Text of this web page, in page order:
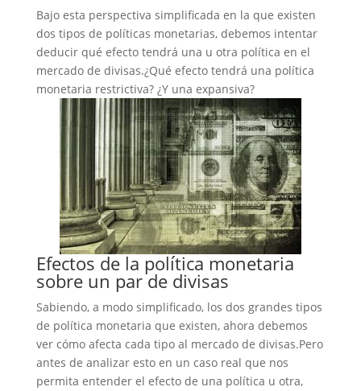
Bajo esta perspectiva simplificada en la que existen
dos tipos de políticas monetarias, debemos intentar
deducir qué efecto tendrá una u otra política en el
mercado de divisas.¿Qué efecto tendrá una política
monetaria restrictiva? ¿Y una expansiva?
Efectos de la política monetaria
sobre un par de divisas
Sabiendo, a modo simplificado, los dos grandes tipos
de política monetaria que existen, ahora debemos
ver cómo afecta cada tipo al mercado de divisas.Pero
antes de analizar esto en un caso real que nos
permita entender el efecto de una política u otra,